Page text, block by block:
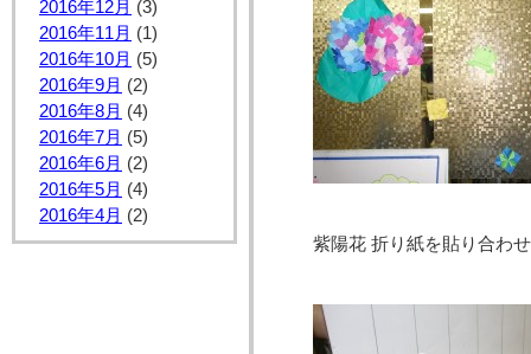
2016年12月 (3)
2016年11月 (1)
2016年10月 (5)
2016年9月 (2)
2016年8月 (4)
2016年7月 (5)
2016年6月 (2)
2016年5月 (4)
2016年4月 (2)
紫陽花 折り紙を貼り合わ